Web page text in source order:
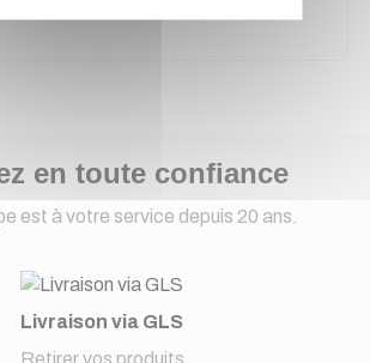
en toute confiance
est à votre service depuis 20 ans.
Livraison via GLS
Retirer vos produits